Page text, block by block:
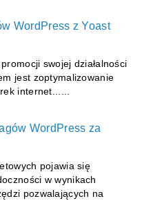
WordPress z Yoast
swojej działalności
jest zoptymalizowanie
internet......
WordPress za
pojawia się
w wynikach
pozwalających na